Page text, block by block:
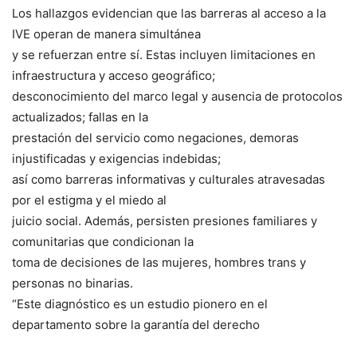
Los hallazgos evidencian que las barreras al acceso a la
IVE operan de manera simultánea
y se refuerzan entre sí. Estas incluyen limitaciones en
infraestructura y acceso geográfico;
desconocimiento del marco legal y ausencia de protocolos
actualizados; fallas en la
prestación del servicio como negaciones, demoras
injustificadas y exigencias indebidas;
así como barreras informativas y culturales atravesadas
por el estigma y el miedo al
juicio social. Además, persisten presiones familiares y
comunitarias que condicionan la
toma de decisiones de las mujeres, hombres trans y
personas no binarias.
“Este diagnóstico es un estudio pionero en el
departamento sobre la garantía del derecho